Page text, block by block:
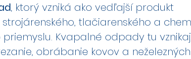
, ktorý vzniká ako vedľajší produkt
tlačiarenského a
Kvapalné odpady tu
obrábanie kovov a